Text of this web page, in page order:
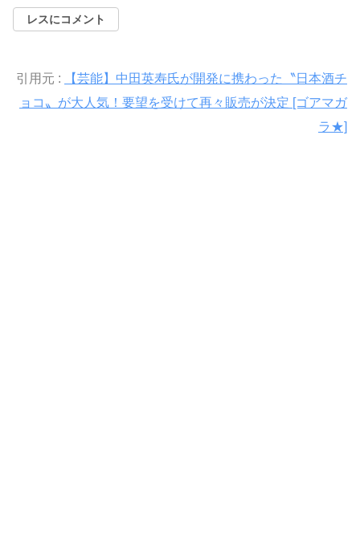
レスにコメント
引用元 :
【芸能】中田英寿氏が開発に携わった〝日本酒チ
ョコ〟が大人気！要望を受けて再々販売が決定 [ゴアマガ
ラ★]